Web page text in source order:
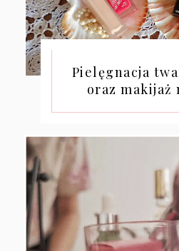
Pielęgnacja
oraz makijaż